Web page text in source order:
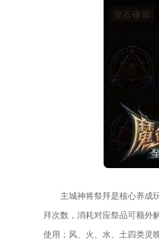
主城神将祭拜是核心养成
拜次数，消耗对应祭品可额外
使用；风、火、水、土四类灵